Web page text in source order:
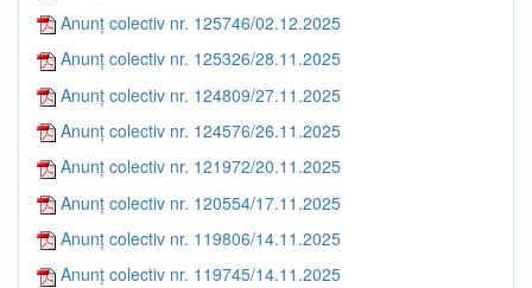
Anunț colectiv nr. 125746/02.12.2025
Anunț colectiv nr. 125326/28.11.2025
Anunț colectiv nr. 124809/27.11.2025
Anunț colectiv nr. 124576/26.11.2025
Anunț colectiv nr. 121972/20.11.2025
Anunț colectiv nr. 120554/17.11.2025
Anunț colectiv nr. 119806/14.11.2025
Anunț colectiv nr. 119745/14.11.2025